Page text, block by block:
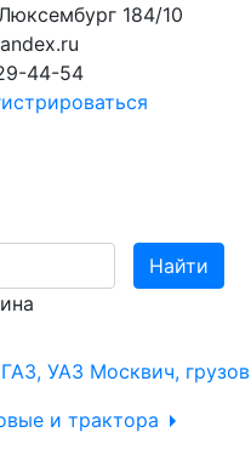
184/10
44-54
УАЗ Москвич,
и трактора